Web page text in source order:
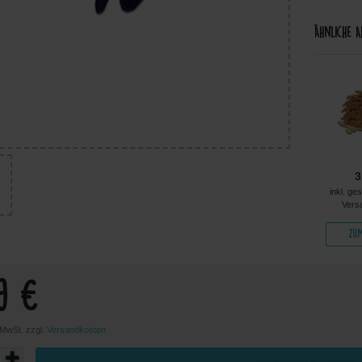
Ähnliche
inkl.
€
zzgl. Versandkosten